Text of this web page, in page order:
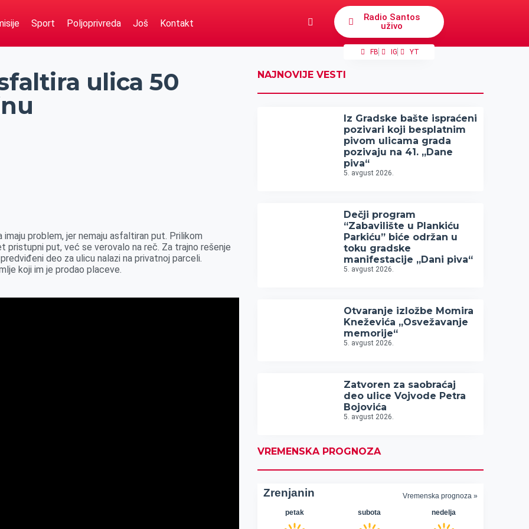
Sport Poljoprivreda Još Kontakt
Radio Santos
uživo
FB IG YT
ulica 50
problem, jer nemaju asfaltiran put. Prilikom
pristupni put, već se verovalo na reč. Za trajno rešenje
deo za ulicu nalazi na privatnoj parceli.
koji im je prodao placeve.
NAJNOVIJE VESTI
Iz Gradske bašte ispraćeni
pozivari koji besplatnim
pivom ulicama grada
pozivaju na 41. „Dane
piva“
5. avgust 2026.
Dečji program
“Zabavilište u Plankiću
Parkiću” biće održan u
toku gradske
manifestacije „Dani piva“
5. avgust 2026.
Otvaranje izložbe Momira
Kneževića „Osvežavanje
memorije“
5. avgust 2026.
Zatvoren za saobraćaj
deo ulice Vojvode Petra
Bojovića
5. avgust 2026.
VREMENSKA PROGNOZA